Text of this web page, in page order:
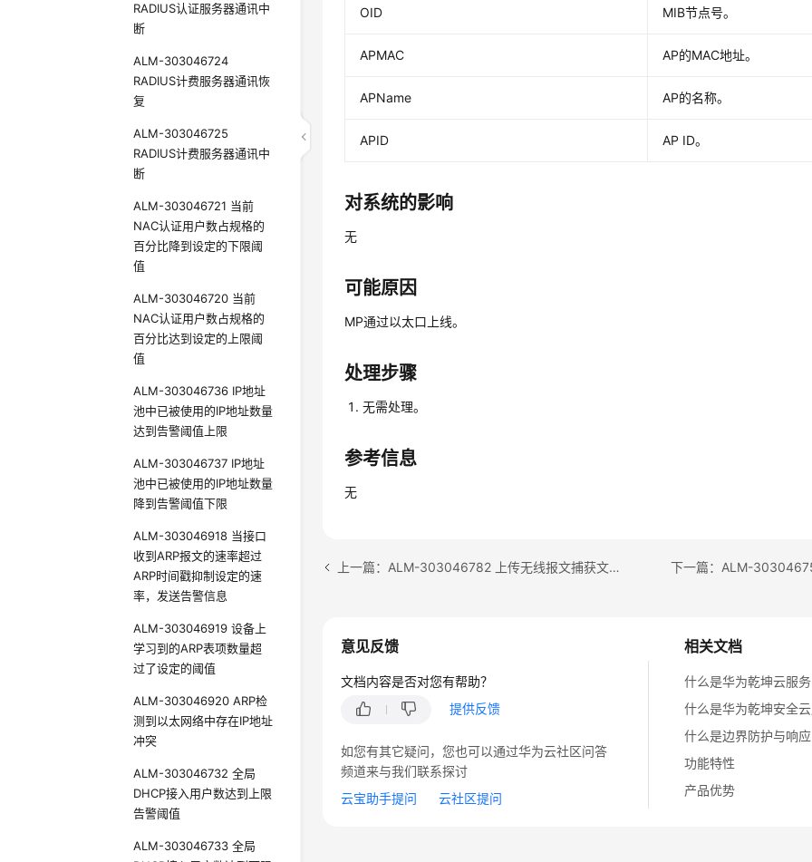
RADIUS认证服务器通讯中
断
ALM-303046724
RADIUS计费服务器通讯恢
复
ALM-303046725
RADIUS计费服务器通讯中
断
ALM-303046721 当前
NAC认证用户数占规格的
百分比降到设定的下限阈
值
ALM-303046720 当前
NAC认证用户数占规格的
百分比达到设定的上限阈
值
ALM-303046736 IP地址
池中已被使用的IP地址数量
达到告警阈值上限
ALM-303046737 IP地址
池中已被使用的IP地址数量
降到告警阈值下限
ALM-303046918 当接口
收到ARP报文的速率超过
ARP时间戳抑制设定的速
率，发送告警信息
ALM-303046919 设备上
学习到的ARP表项数量超
过了设定的阈值
ALM-303046920 ARP检
测到以太网络中存在IP地址
冲突
ALM-303046732 全局
DHCP接入用户数达到上限
告警阈值
ALM-303046733 全局
OID MIB节点号。
APMAC AP的MAC地址。
APName AP的名称。
APID AP ID。
对系统的影响
无
可能原因
MP通过以太口上线。
处理步骤
无需处理。
参考信息
无
上一篇：ALM-303046782 上传无线报文捕获文件结果告警 下一篇：ALM-
相关文档
什么是华为乾坤云服务
什么是华为乾坤安全
什么是边界防护与响应
功能特性
产品优势
意见反馈
文档内容是否对您有帮助？
提供反馈
如您有其它疑问，您也可以通过华为云社区问答
频道来与我们联系探讨
云宝助手提问
云社区提问